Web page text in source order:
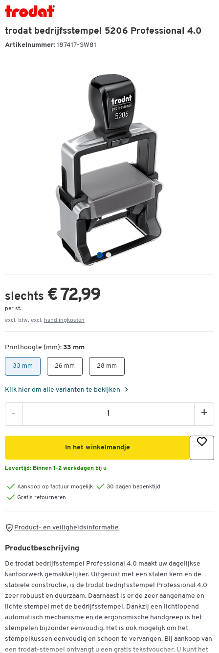
trodat bedrijfsstempel 5206 Professional 4.0
Artikelnummer: 187417-SW81
slechts € 72,99
per st.
excl. btw, excl. handlingkosten
Printhoogte (mm): 33 mm
33 mm 26 mm 28 mm
Klik hier om alle varianten te bekijken
- +
In het winkelmandje
Levertijd: Binnen 1-2 werkdagen bij u
Aankoop op factuur mogelijk
30 dagen bedenktijd
Gratis retourneren
Product- en veiligheidsinformatie
Productbeschrijving
De trodat bedrijfsstempel Professional 4.0 maakt uw dagelijkse
kantoorwerk gemakkelijker. Uitgerust met een stalen kern en de
stabiele constructie, is de trodat bedrijfsstempel Professional 4.0
zeer robuust en duurzaam. Daarnaast is er de zeer aangename en
lichte stempel met de bedrijfsstempel. Dankzij een lichtlopend
automatisch mechanisme en de ergonomische handgreep is het
stempelen bijzonder eenvoudig. Het is ook mogelijk om het
stempelkussen eenvoudig en schoon te vervangen. Bij aankoop van
een trodat-stempel ontvangt u een gratis tekstvoucher. U kunt het